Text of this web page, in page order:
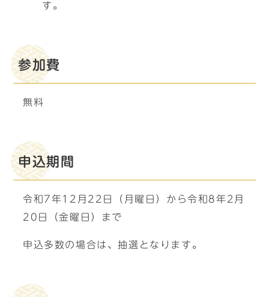
す。
参加費
無料
申込期間
令和7年12月22日（月曜日）から令和8年2月
20日（金曜日）まで
申込多数の場合は、抽選となります。